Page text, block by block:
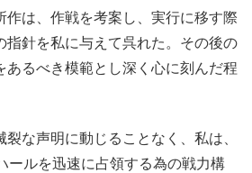
作は、作戦を考案し、実行に移す際
指針を私に与えて呉れた。その後の
あるべき模範とし深く心に刻んだ程
な声明に動じることなく、私は、
ールを迅速に占領する為の戦力構